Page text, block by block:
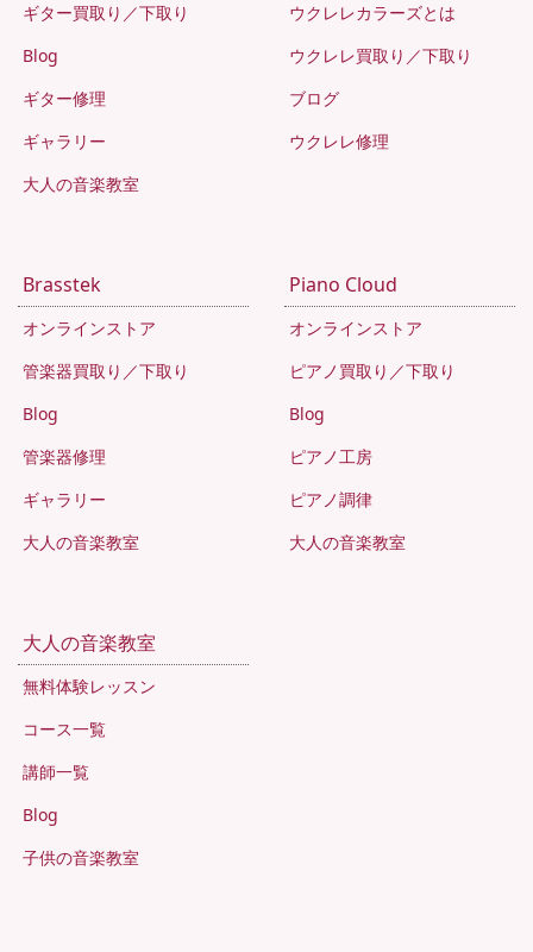
ギター買取り／下取り
Blog
ギター修理
ギャラリー
大人の音楽教室
ウクレレカラーズとは
ウクレレ買取り／下取り
ブログ
ウクレレ修理
Brasstek
オンラインストア
管楽器買取り／下取り
Blog
管楽器修理
ギャラリー
大人の音楽教室
Piano Cloud
オンラインストア
ピアノ買取り／下取り
Blog
ピアノ工房
ピアノ調律
大人の音楽教室
大人の音楽教室
無料体験レッスン
コース一覧
講師一覧
Blog
子供の音楽教室